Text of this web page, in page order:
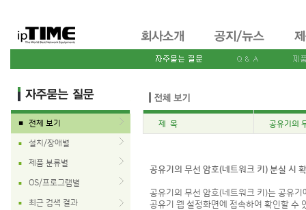
■ 전체 보기
■ 설치/장애별
■ 제품 분류별
■ OS/프로그램별
■ 최근 검색 결과
제 목 공유기의
공유기의 무선 암호(네트워크 키) 분실 시
공유기의 무선 암호(네트워크 키)는 공유
공유기 웹 설정화면에 접속하여 확인할 수